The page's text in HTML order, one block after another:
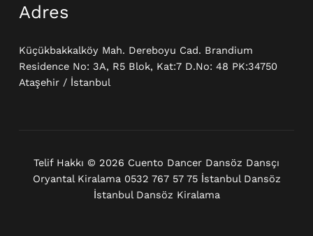
Adres
Küçükbakkalköy Mah. Dereboyu Cad. Brandium
Residence No: 3A, R5 Blok, Kat:7 D.No: 48 PK:34750
Ataşehir / İstanbul
Telif Hakkı © 2026 Cuento Dancer Dansöz Dansçı
Oryantal Kiralama 0532 767 57 75 İstanbul Dansöz
İstanbul Dansöz Kiralama